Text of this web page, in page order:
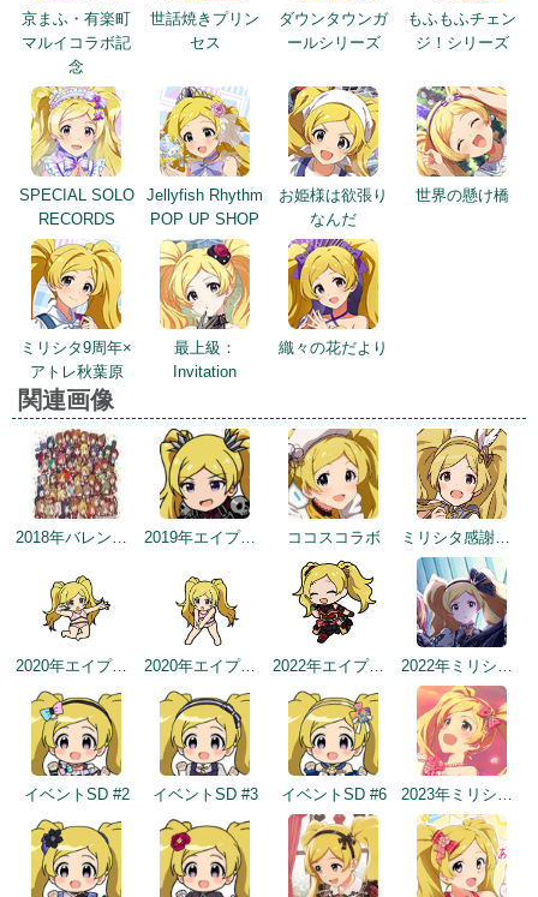
京まふ・有楽町
マルイコラボ記
念
世話焼きプリン
セス
ダウンタウンガ
ールシリーズ
もふもふチェン
ジ！シリーズ
SPECIAL SOLO
RECORDS
Jellyfish Rhythm
POP UP SHOP
お姫様は欲張り
なんだ
世界の懸け橋
ミリシタ9周年×
アトレ秋葉原
最上級：
Invitation
織々の花だより
関連画像
2018年バレンタインデー公式ツイート 2019年エイプリルミニゲーム ココスコラボ ミリシタ感謝祭2019～2020
2020年エイプリルフールネタ 2020年エイプリルフールネタ 2022年エイプリルフールネタ 2022年ミリシタ5周年トップ画面
イベントSD #2 イベントSD #3 イベントSD #6 2023年ミリシタ4周年カウントダウン（4日前）